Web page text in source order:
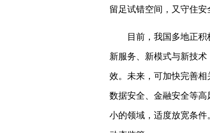
留足试错空间，又守住安
目前，我国多地正
新服务、新模式与新技
效。未来，可加快完善
数据安全、金融安全等
小的领域，适度放宽条